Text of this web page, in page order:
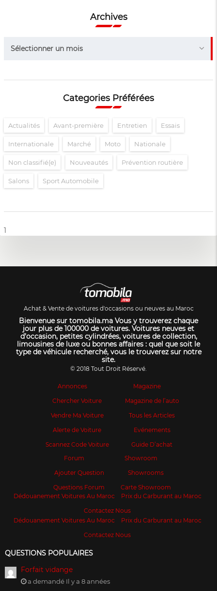
Archives
Sélectionner un mois
Categories Préférées
Actualités Avant-première Entretien Essais
Internationale Marché Moto Nationale
Non classifié(e) Nouveautés Prévention routière
Salons Sport Automobile
1
Achat & Vente de voitures d'occasions ou neuves au Maroc
Bienvenue sur tomobila.ma Vous y trouverez chaque
jour plus de 100000 de voitures. Voitures neuves et
d’occasion, petites cylindrées, voitures de collection,
limousines de luxe ou bonnes affaires : quel que soit le
type de véhicule recherché, vous le trouverez sur notre
site.
© 2018 Tout Droit Réservé.
Annonces
Chercher Voiture
Vendre Ma Voiture
Alerte de Voiture
Scannez Code Voiture
Magazine
Magazine de l’auto
Tous les Articles
Evénements
Guide D’achat
Forum
Ajouter Question
Questions Forum
Showroom
Showrooms
Carte Showroom
Dédouanement Voitures Au Maroc
Prix du Carburant au Maroc
Contactez Nous
Dédouanement Voitures Au Maroc
Prix du Carburant au Maroc
Contactez Nous
QUESTIONS POPULAIRES
Forfait vidange
a demandé Il y a 8 années